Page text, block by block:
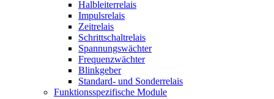
Halbleiterrelais
Impulsrelais
Zeitrelais
Schrittschaltrelais
Spannungswächter
Frequenzwächter
Blinkgeber
Standard- und Sonderrelais
Funktionsspezifische Module